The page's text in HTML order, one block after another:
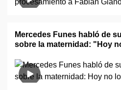
Mercedes Funes habló de
sobre la maternidad: "Hoy